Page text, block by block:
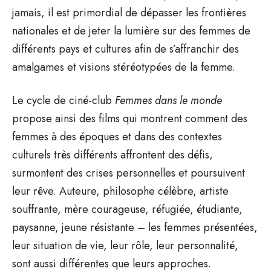
jamais, il est primordial de dépasser les frontières
nationales et de jeter la lumière sur des femmes de
différents pays et cultures afin de s’affranchir des
amalgames et visions stéréotypées de la femme.
Le cycle de ciné-club Femmes dans le monde
propose ainsi des films qui montrent comment des
femmes à des époques et dans des contextes
culturels très différents affrontent des défis,
surmontent des crises personnelles et poursuivent
leur rêve. Auteure, philosophe célèbre, artiste
souffrante, mère courageuse, réfugiée, étudiante,
paysanne, jeune résistante – les femmes présentées,
leur situation de vie, leur rôle, leur personnalité,
sont aussi différentes que leurs approches.